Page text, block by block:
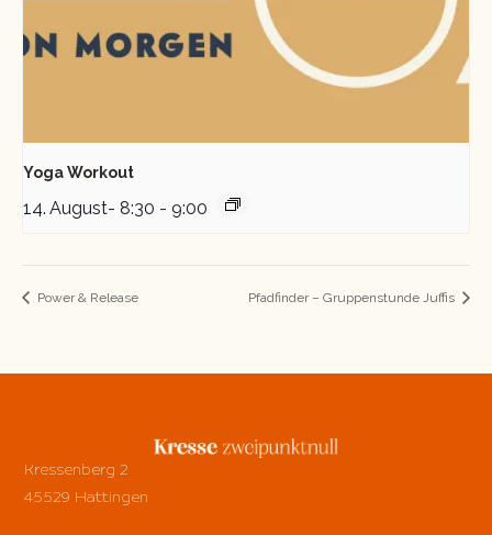
Yoga Workout
14. August- 8:30 - 9:00
Power & Release Pfadfinder – Gruppenstunde Juffis
Kressenberg 2
45529 Hattingen